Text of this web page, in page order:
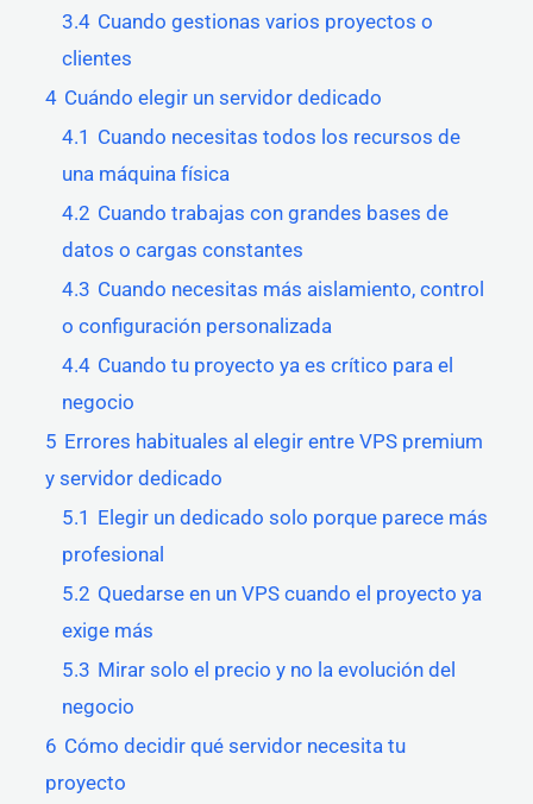
3.4 Cuando gestionas varios proyectos o
clientes
4 Cuándo elegir un servidor dedicado
4.1 Cuando necesitas todos los recursos de
una máquina física
4.2 Cuando trabajas con grandes bases de
datos o cargas constantes
4.3 Cuando necesitas más aislamiento, control
o configuración personalizada
4.4 Cuando tu proyecto ya es crítico para el
negocio
5 Errores habituales al elegir entre VPS premium
y servidor dedicado
5.1 Elegir un dedicado solo porque parece más
profesional
5.2 Quedarse en un VPS cuando el proyecto ya
exige más
5.3 Mirar solo el precio y no la evolución del
negocio
6 Cómo decidir qué servidor necesita tu
proyecto